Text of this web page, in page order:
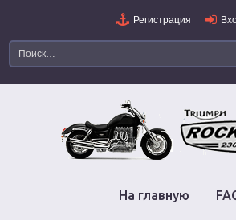
Регистрация
На главную